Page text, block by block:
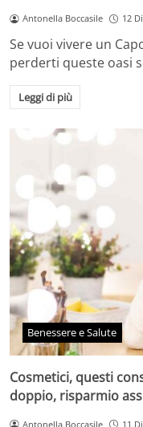
Antonella Boccasile 12
Se vuoi vivere un
perderti queste oasi
Leggi di più
Benessere e Salute
Cosmetici, questi
doppio, risparmio
Antonella Boccasile 11